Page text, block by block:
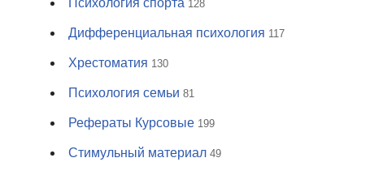
Психология спорта 128
Дифференциальная психология 117
Хрестоматия 130
Психология семьи 81
Рефераты Курсовые 199
Стимульный материал 49